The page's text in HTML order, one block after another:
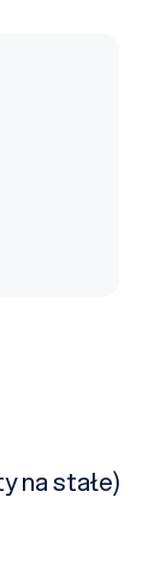
na stałe)